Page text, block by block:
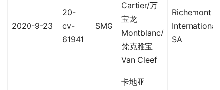
2020-9-23
20-
cv-
61941
SMG
Cartier/万
宝龙
Montblanc/
梵克雅宝
Van Cleef
Richemont
International
SA
卡地亚